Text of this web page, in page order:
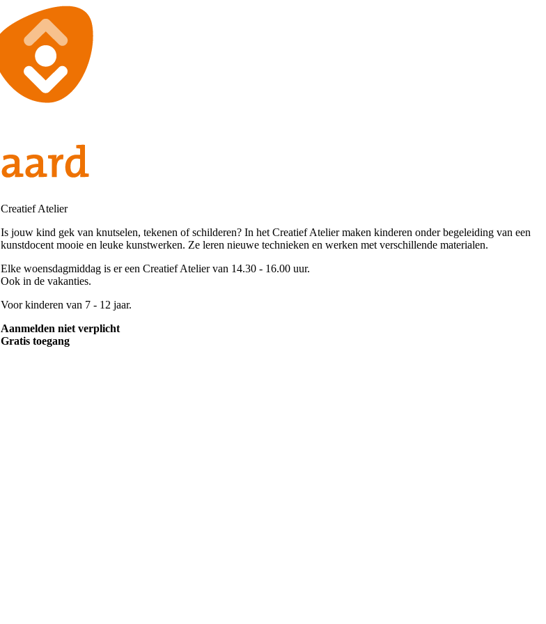
Creatief Atelier
Is jouw kind gek van knutselen, tekenen of schilderen? In het Creatief Atelier maken kinderen onder begeleiding van een
kunstdocent mooie en leuke kunstwerken. Ze leren nieuwe technieken en werken met verschillende materialen.
Elke woensdagmiddag is er een Creatief Atelier van 14.30 - 16.00 uur.
Ook in de vakanties.
Voor kinderen van 7 - 12 jaar.
Aanmelden niet verplicht
Gratis toegang